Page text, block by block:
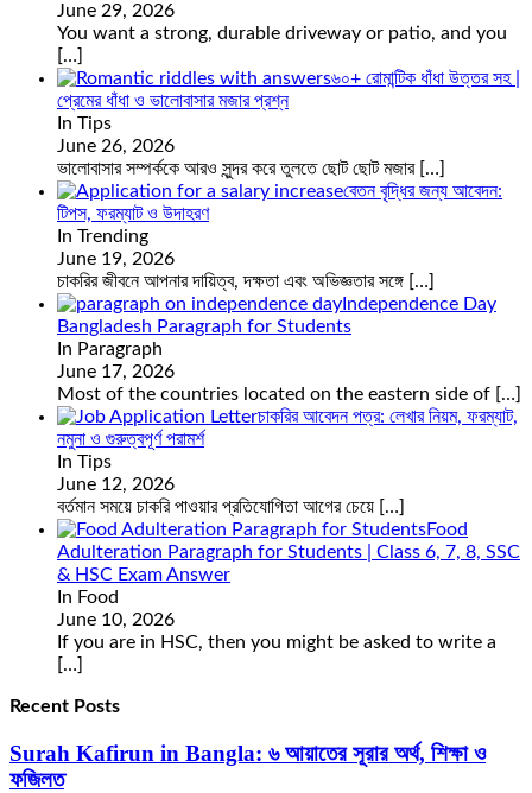
June 29, 2026
You want a strong, durable driveway or patio, and you
[…]
৬০+ রোমান্টিক ধাঁধা উত্তর সহ |
প্রেমের ধাঁধা ও ভালোবাসার মজার প্রশ্ন
In Tips
June 26, 2026
ভালোবাসার সম্পর্ককে আরও সুন্দর করে তুলতে ছোট ছোট মজার […]
বেতন বৃদ্ধির জন্য আবেদন:
টিপস, ফরম্যাট ও উদাহরণ
In Trending
June 19, 2026
চাকরির জীবনে আপনার দায়িত্ব, দক্ষতা এবং অভিজ্ঞতার সঙ্গে […]
Independence Day
Bangladesh Paragraph for Students
In Paragraph
June 17, 2026
Most of the countries located on the eastern side of […]
চাকরির আবেদন পত্র: লেখার নিয়ম, ফরম্যাট,
নমুনা ও গুরুত্বপূর্ণ পরামর্শ
In Tips
June 12, 2026
বর্তমান সময়ে চাকরি পাওয়ার প্রতিযোগিতা আগের চেয়ে […]
Food
Adulteration Paragraph for Students | Class 6, 7, 8, SSC
& HSC Exam Answer
In Food
June 10, 2026
If you are in HSC, then you might be asked to write a
[…]
Recent Posts
Surah Kafirun in Bangla: ৬ আয়াতের সূরার অর্থ, শিক্ষা ও
ফজিলত